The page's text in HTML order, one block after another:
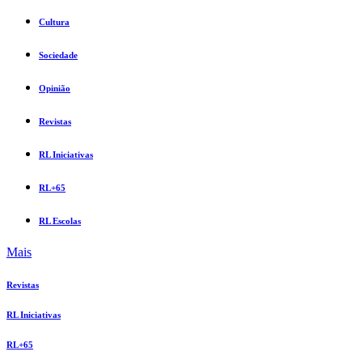
Cultura
Sociedade
Opinião
Revistas
RL Iniciativas
RL+65
RL Escolas
Mais
Revistas
RL Iniciativas
RL+65